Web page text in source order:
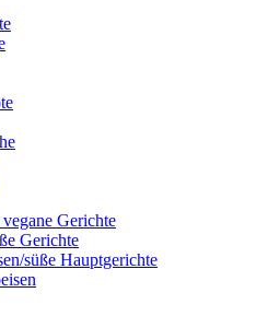
Gerichte
Gerichte
süße Hauptgerichte